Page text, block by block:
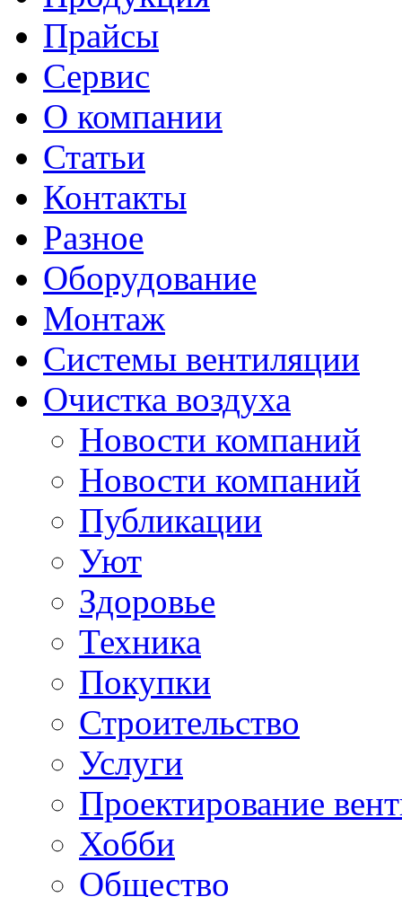
Прайсы
Сервис
О компании
Статьи
Контакты
Разное
Оборудование
Монтаж
Системы вентиляции
Очистка воздуха
Новости компаний
Новости компаний
Публикации
Уют
Здоровье
Техника
Покупки
Строительство
Услуги
Проектирование
Хобби
Общество